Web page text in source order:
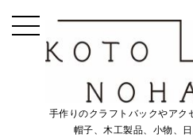
手作りのクラフトバックやアク
帽子、木工製品、小物、